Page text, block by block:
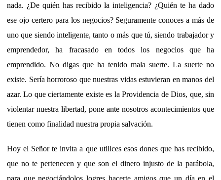
nada. ¿De quién has recibido la inteligencia? ¿Quién te ha dado
ese ojo certero para los negocios? Seguramente conoces a más de
uno que siendo inteligente, tanto o más que tú, siendo trabajador y
emprendedor, ha fracasado en todos los negocios que ha
emprendido. No digas que ha tenido mala suerte. La suerte no
existe. Sería horroroso que nuestras vidas estuvieran en manos del
azar. Lo que ciertamente existe es la Providencia de Dios, que, sin
violentar nuestra libertad, pone ante nosotros acontecimientos que
tienen como finalidad nuestra propia salvación.
Hoy el Señor te invita a que utilices esos dones que has recibido,
que no te pertenecen y que son el dinero injusto de la parábola,
para que negociándolos logres hacerte amigos que un día en el